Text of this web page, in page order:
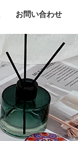
お問い合わせ